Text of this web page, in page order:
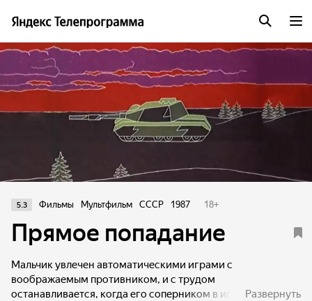
5.3 Фильмы Мультфильм СССР 1987 18+
Прямое попадание
Мальчик увлечен автоматическими играми с
воображаемым противником, и с трудом
останавливается, когда его соперником в игре
Развернуть